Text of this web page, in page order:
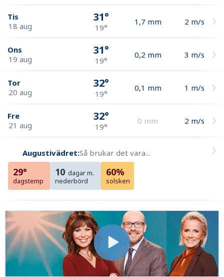
Tis
18 aug
31°
19°
1,7 mm 2 m/s
Ons
19 aug
31°
19°
0,2 mm 3 m/s
Tor
20 aug
32°
19°
0,1 mm 1 m/s
Fre
21 aug
32°
19°
0 mm 2 m/s
Augustivädret:Så brukar det vara...
29°
dagstemp
10 dagar m.
nederbörd
60%
solsken